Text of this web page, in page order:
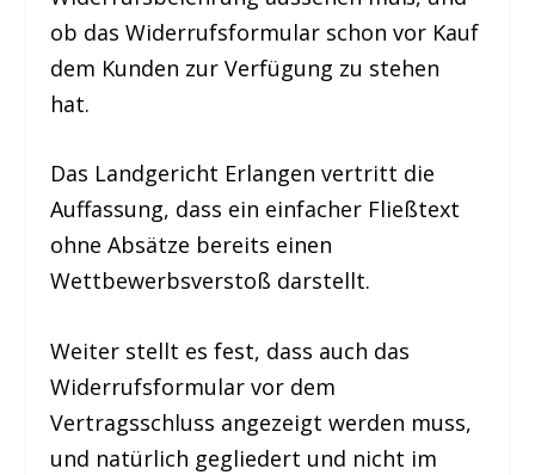
ob das Widerrufsformular schon vor Kauf
dem Kunden zur Verfügung zu stehen
hat.
Das Landgericht Erlangen vertritt die
Auffassung, dass ein einfacher Fließtext
ohne Absätze bereits einen
Wettbewerbsverstoß darstellt.
Weiter stellt es fest, dass auch das
Widerrufsformular vor dem
Vertragsschluss angezeigt werden muss,
und natürlich gegliedert und nicht im